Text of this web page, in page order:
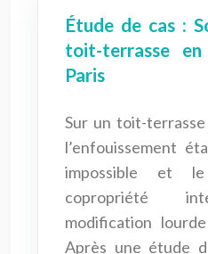
Étude de cas :
toit-terrasse
Paris
Sur un toit-terrasse
l’enfouissement
impossible et
copropriété
modification
Après une étude